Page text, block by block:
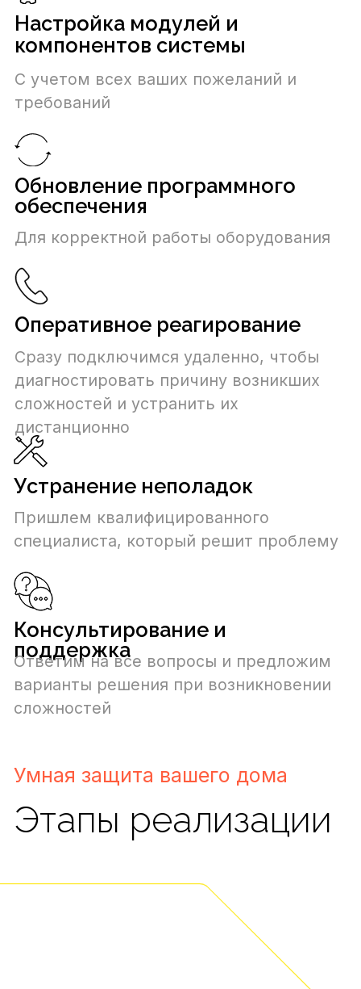
Устранение неполадок
Пришлем квалифицированного
специалиста, который решит проблему
Консультирование и
Ответим на все вопросы и предложим
варианты решения при возникновении
сложностей
Умная защита вашего дома
Этапы реализации
Обговорим с вами перечень
регулярных работ и разовых услуг
Предложим оптимальный тариф
Заключим договор – вы можете быть
уверены в бесперебойной и корректной
Сбор и анализ информации
Утверждение сметы
2.